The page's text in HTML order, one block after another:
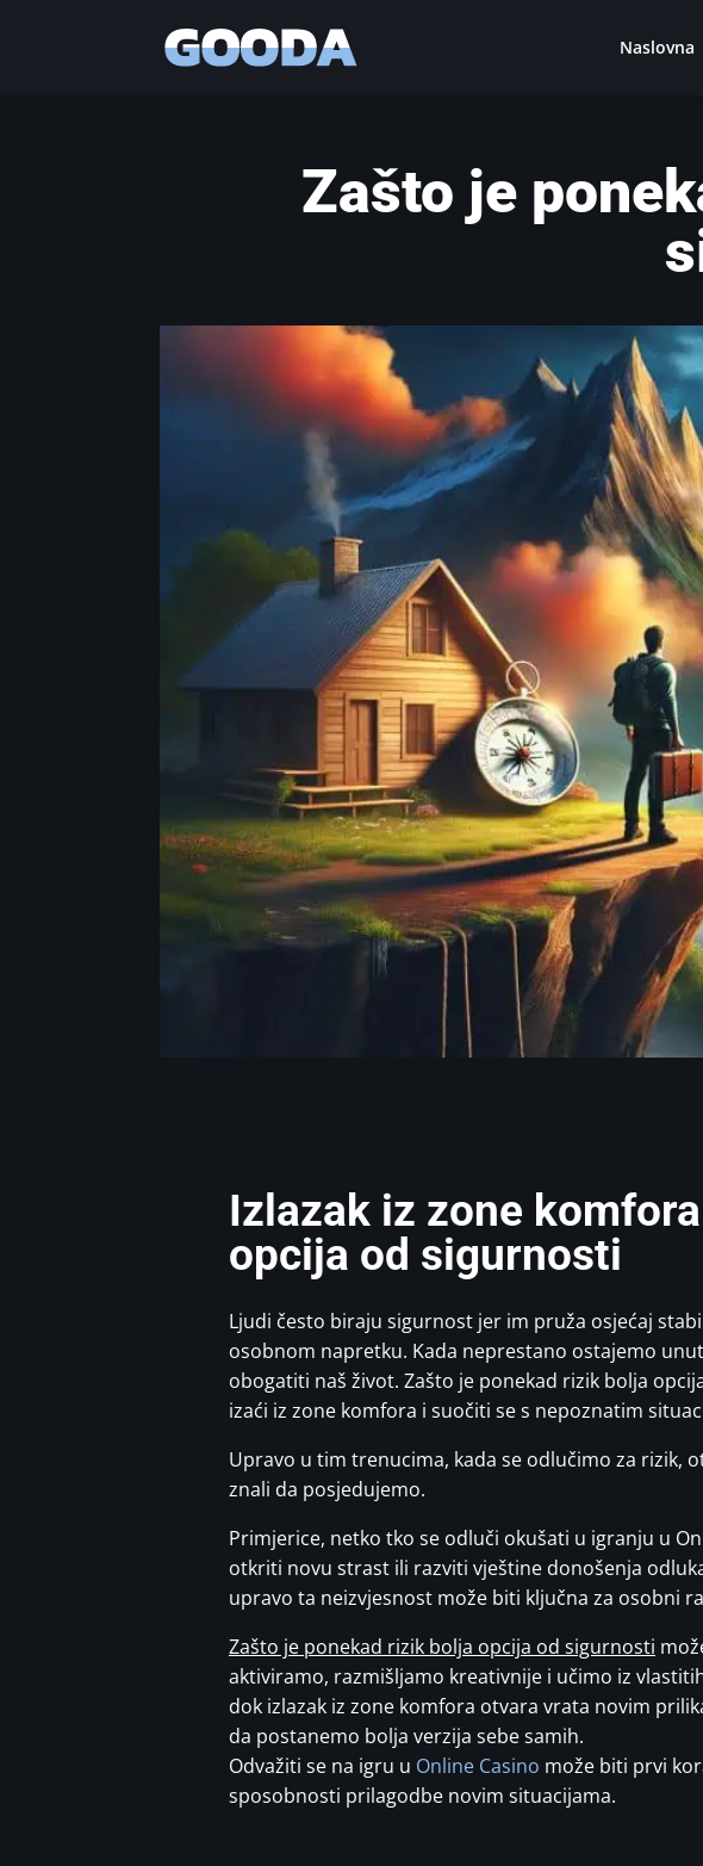
Naslovna
Zašto je
Izlazak iz zone
opcija od sigurnosti
Ljudi često biraju sigurnost jer im pruža osjećaj
osobnom napretku. Kada neprestano ostajemo
obogatiti naš život. Zašto je ponekad rizik bolja
izaći iz zone komfora i suočiti se s nepoznatim
Upravo u tim trenucima, kada se odlučimo za rizik,
znali da posjedujemo.
Primjerice, netko tko se odluči okušati u igranju u
otkriti novu strast ili razviti vještine donošenja
upravo ta neizvjesnost može biti ključna za osobni
Zašto je ponekad rizik bolja opcija od sigurnosti
aktiviramo, razmišljamo kreativnije i učimo iz
dok izlazak iz zone komfora otvara vrata novim
da postanemo bolja verzija sebe samih.
Odvažiti se na igru u Online Casino može biti prvi
sposobnosti prilagodbe novim situacijama.